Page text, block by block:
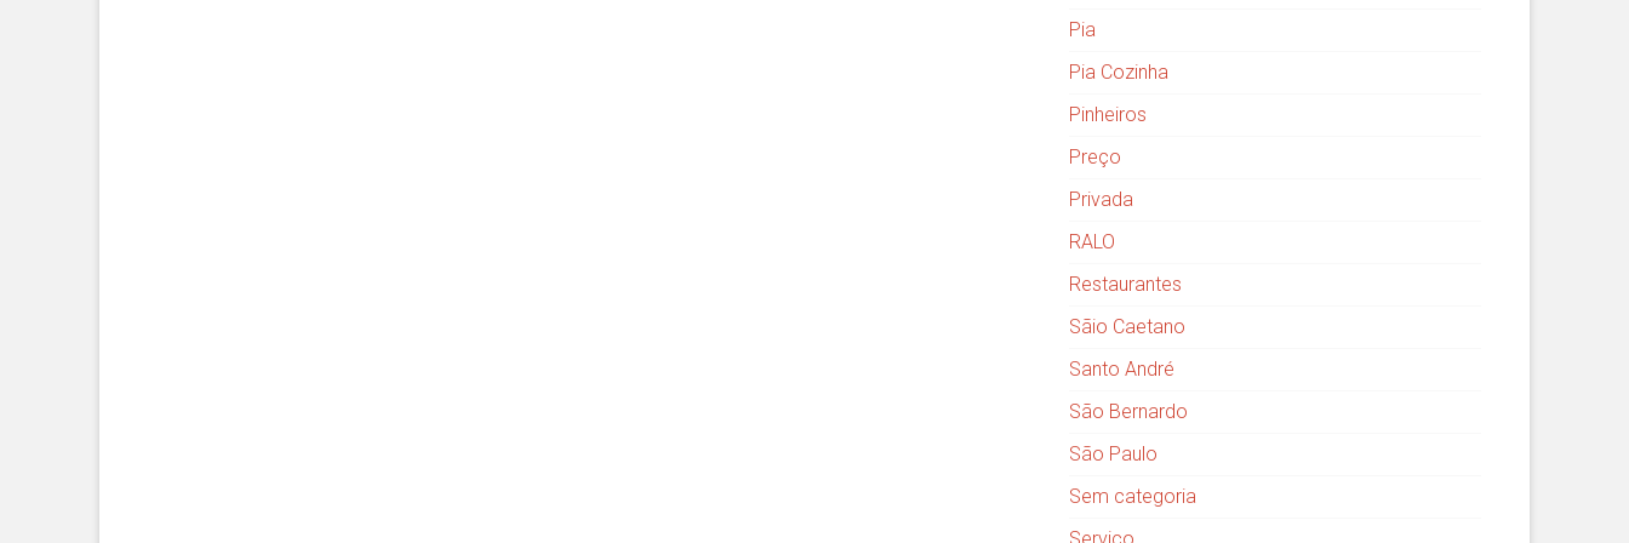
Pia
Pia Cozinha
Pinheiros
Preço
Privada
RALO
Restaurantes
Sãio Caetano
Santo André
São Bernardo
São Paulo
Sem categoria